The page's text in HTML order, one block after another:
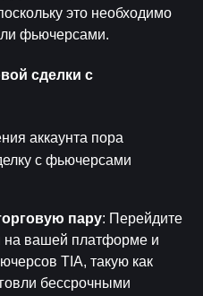
это необходимо
фьючерсами.
сделки с
аккаунта пора
с фьючерсами
пару: Перейдите
на вашей платформе и
TIA, такую как
бессрочными